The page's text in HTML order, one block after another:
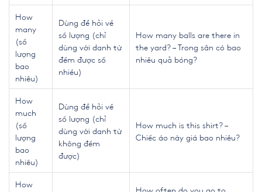
How
many
(số
lượng
bao
nhiêu)
Dùng để hỏi về
số lượng (chỉ
dùng với danh từ
đếm được số
nhiều)
How many balls are there in
the yard? – Trong sân có bao
nhiêu quả bóng?
How
much
(số
lượng
bao
nhiêu)
Dùng để hỏi về
số lượng (chỉ
dùng với danh từ
không đếm
được)
How much is this shirt? –
Chiếc áo này giá bao nhiêu?
How